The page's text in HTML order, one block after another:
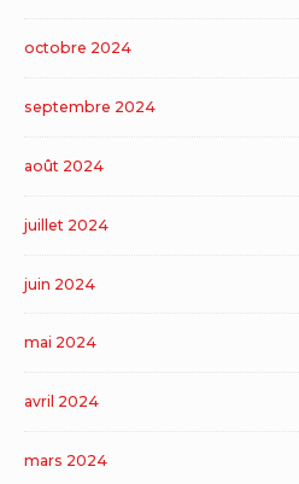
octobre 2024
septembre 2024
août 2024
juillet 2024
juin 2024
mai 2024
avril 2024
mars 2024